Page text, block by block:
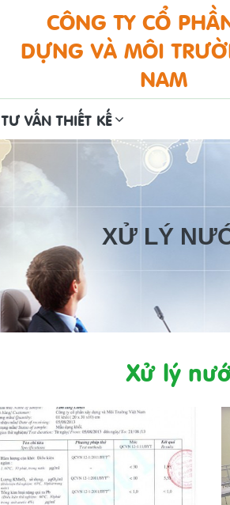
CÔNG TY CỔ
DỰNG VÀ MÔI
NAM
TƯ VẤN THIẾT KẾ
XỬ LÝ
Xử lý